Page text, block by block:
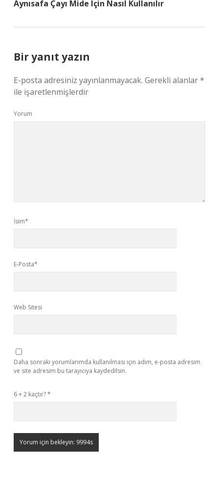
Aynısafa Çayı Mide Için Nasıl Kullanılır
Bir yanıt yazın
E-posta adresiniz yayınlanmayacak. Gerekli alanlar*
ile işaretlenmişlerdir
Yorum
İsim*
E-Posta*
Web Sitesi
Daha sonraki yorumlarımda kullanılması için adım, e-posta adresim
ve site adresim bu tarayıcıya kaydedilsin.
6 + 2 kaçtır?*